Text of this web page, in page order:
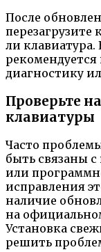
После
перезагрузите
ли
диагностику
Проверьте
клавиатуры
Часто
быть связаны
или
исправления
наличие
на
Установка
решить